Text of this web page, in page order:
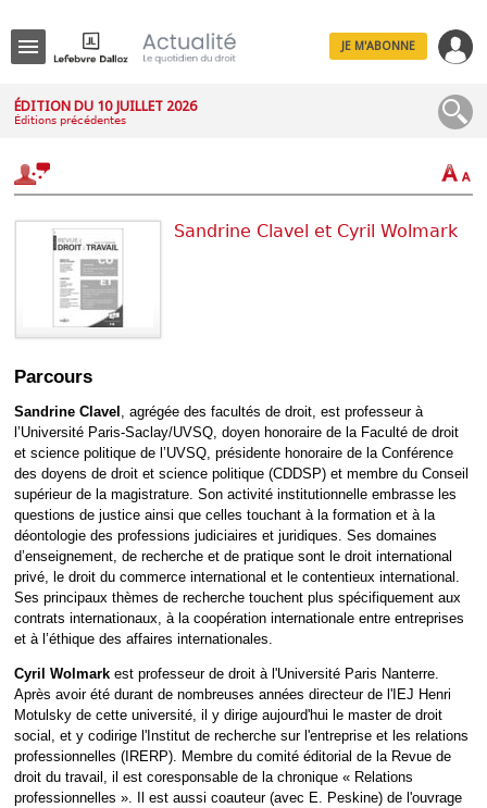
IT
JE M'ABONNE
ÉDITION DU 10 JUILLET 2026
Éditions précédentes
Sandrine Clavel et Cyril Wolmark
Parcours
Sandrine Clavel , agrégée des facultés de droit, est professeur à
l’Université Paris-Saclay/UVSQ, doyen honoraire de la Faculté de droit
et science politique de l’UVSQ, présidente honoraire de la Conférence
des doyens de droit et science politique (CDDSP) et membre du Conseil
supérieur de la magistrature. Son activité institutionnelle embrasse les
questions de justice ainsi que celles touchant à la formation et à la
déontologie des professions judiciaires et juridiques. Ses domaines
d’enseignement, de recherche et de pratique sont le droit international
privé, le droit du commerce international et le contentieux international.
Ses principaux thèmes de recherche touchent plus spécifiquement aux
contrats internationaux, à la coopération internationale entre entreprises
et à l’éthique des affaires internationales.
Cyril Wolmark est professeur de droit à l'Université Paris Nanterre.
Après avoir été durant de nombreuses années directeur de l'IEJ Henri
Motulsky de cette université, il y dirige aujourd'hui le master de droit
social, et y codirige l'Institut de recherche sur l'entreprise et les relations
professionnelles (IRERP). Membre du comité éditorial de la Revue de
droit du travail, il est coresponsable de la chronique « Relations
professionnelles ». Il est aussi coauteur (avec E. Peskine) de l'ouvrage